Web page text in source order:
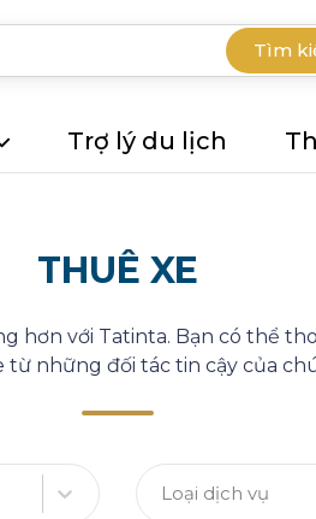
Tìm
Trợ lý du lịch
THUÊ XE
hơn với Tatinta. Bạn có thể
từ những đối tác tin cậy của
Loại dịch vụ